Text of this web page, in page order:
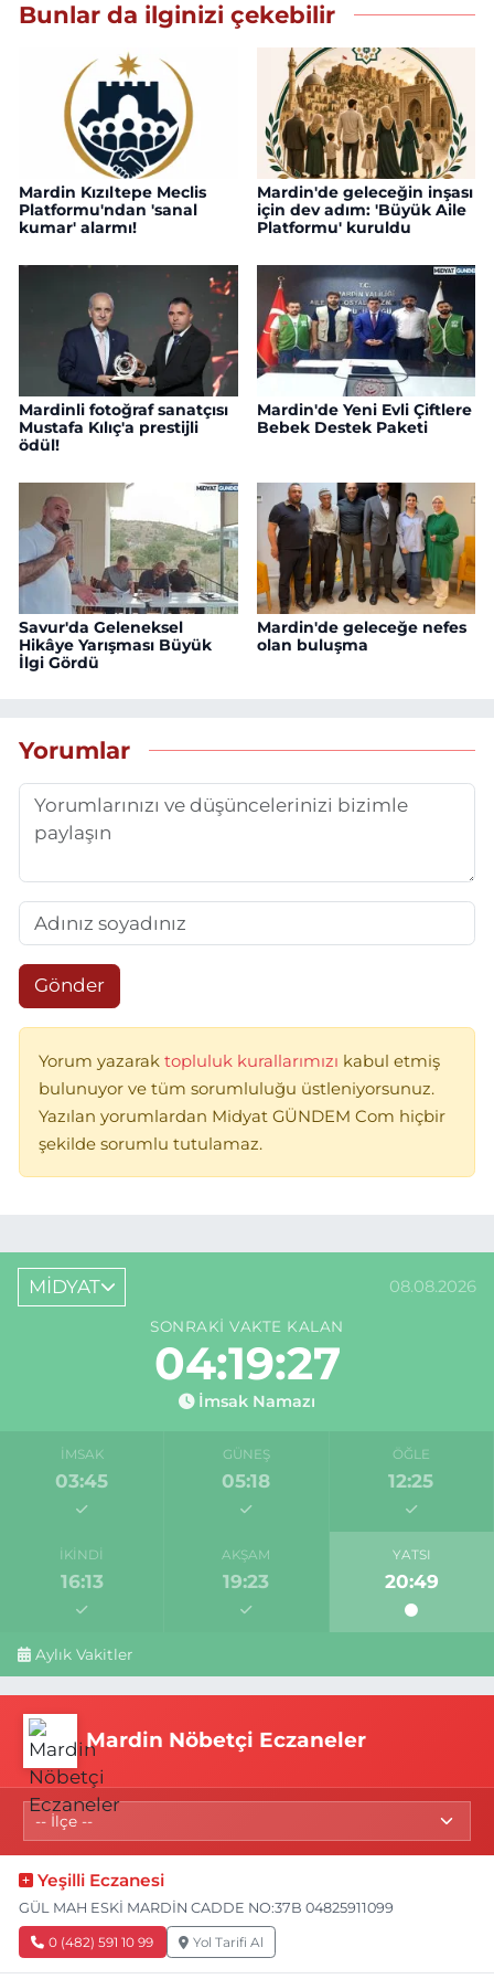
Bunlar da ilginizi çekebilir
Mardin Kızıltepe Meclis
Platformu'ndan 'sanal
kumar' alarmı!
Mardin'de geleceğin inşası
için dev adım: 'Büyük Aile
Platformu' kuruldu
Mardinli fotoğraf sanatçısı
Mustafa Kılıç'a prestijli
ödül!
Mardin'de Yeni Evli Çiftlere
Bebek Destek Paketi
Savur'da Geleneksel
Hikâye Yarışması Büyük
İlgi Gördü
Mardin'de geleceğe nefes
olan buluşma
Yorumlar
Gönder
Yorum yazarak topluluk kurallarımızı kabul etmiş
bulunuyor ve tüm sorumluluğu üstleniyorsunuz.
Yazılan yorumlardan Midyat GÜNDEM Com hiçbir
şekilde sorumlu tutulamaz.
MİDYAT 08.08.2026
SONRAKI VAKTE KALAN
04:19:27
İmsak Namazı
İMSAK
03:45
GÜNEŞ
05:18
ÖĞLE
12:25
İKINDI
16:13
AKŞAM
19:23
YATSI
20:49
Aylık Vakitler
Mardin Nöbetçi Eczaneler
Yeşilli Eczanesi
GÜL MAH ESKİ MARDİN CADDE NO:37B 04825911099
0 (482) 591 10 99 Yol Tarifi Al